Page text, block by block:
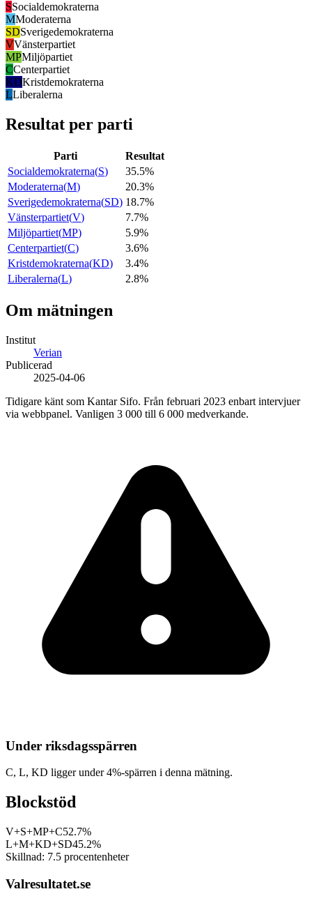
SSocialdemokraterna
MModeraterna
SDSverigedemokraterna
VVänsterpartiet
MPMiljöpartiet
CCenterpartiet
KDKristdemokraterna
LLiberalerna
Resultat per parti
Parti
Resultat
Socialdemokraterna(S)
35.5%
Moderaterna(M)
20.3%
Sverigedemokraterna(SD) 18.7%
Vänsterpartiet(V)
7.7%
Miljöpartiet(MP)
5.9%
Centerpartiet(C)
3.6%
Kristdemokraterna(KD)
3.4%
Liberalerna(L) 2.8%
Om mätningen
Institut
Verian
Publicerad
2025-04-06
Tidigare känt som Kantar Sifo. Från februari 2023 enbart intervjuer
via webbpanel. Vanligen 3 000 till 6 000 medverkande.
Under riksdagsspärren
C, L, KD ligger under 4%-spärren i denna mätning.
Blockstöd
V+S+MP+C52.7%
L+M+KD+SD45.2%
Skillnad: 7.5 procentenheter
Valresultatet.se